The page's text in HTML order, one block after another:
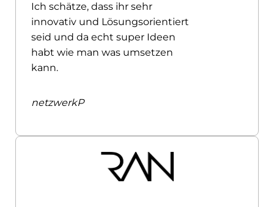
Ich schätze, dass ihr sehr
innovativ und Lösungsorientiert
seid und da echt super Ideen
habt wie man was umsetzen
kann.
netzwerkP